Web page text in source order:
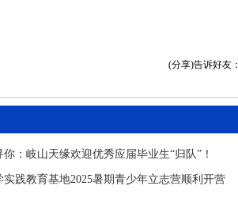
(分享)告诉好友：
：岐山天缘欢迎优秀应届毕业生“归队”！
践教育基地2025暑期青少年立志营顺利开营